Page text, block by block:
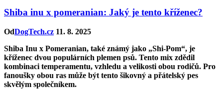
Shiba inu x pomeranian: Jaký je tento kříženec?
OdDogTech.cz 11. 8. 2025
Shiba Inu x Pomeranian, také známý jako „Shi-Pom“, je
kříženec dvou populárních plemen psů. Tento mix zdědil
kombinaci temperamentu, vzhledu a velikosti obou rodičů. Pro
fanoušky obou ras může být tento šikovný a přátelský pes
skvělým společníkem.